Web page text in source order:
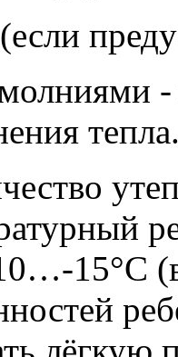
тепла.
15°С